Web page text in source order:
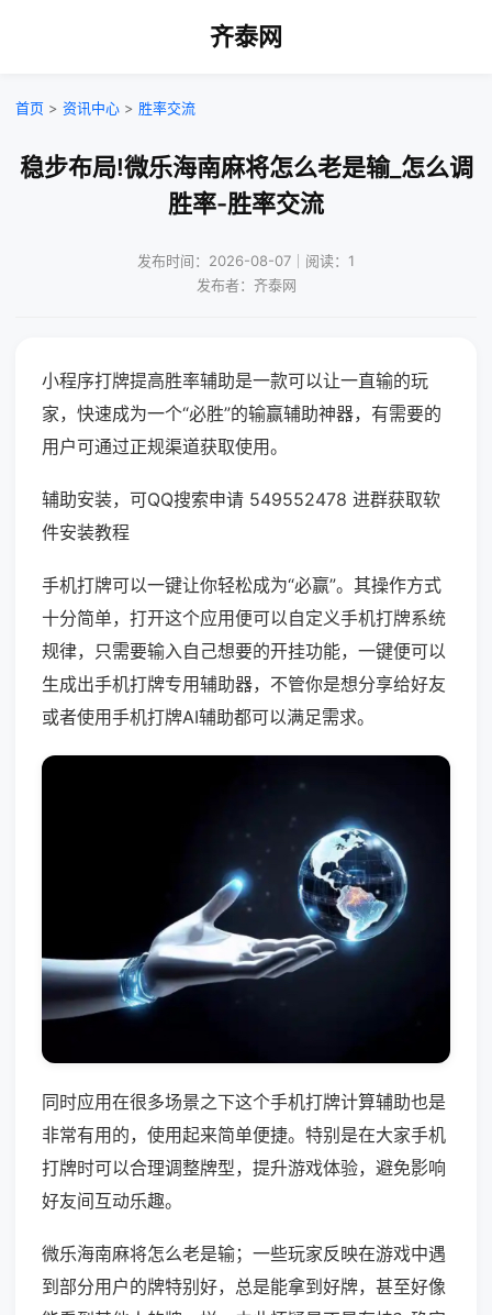
齐泰网
首页 > 资讯中心 > 胜率交流
稳步布局!微乐海南麻将怎么老是输_怎么调
胜率-胜率交流
发布时间：2026-08-07｜阅读：1
发布者：齐泰网
小程序打牌提高胜率辅助是一款可以让一直输的玩
家，快速成为一个“必胜”的输赢辅助神器，有需要的
用户可通过正规渠道获取使用。
辅助安装，可QQ搜索申请 549552478 进群获取软
件安装教程
手机打牌可以一键让你轻松成为“必赢”。其操作方式
十分简单，打开这个应用便可以自定义手机打牌系统
规律，只需要输入自己想要的开挂功能，一键便可以
生成出手机打牌专用辅助器，不管你是想分享给好友
或者使用手机打牌AI辅助都可以满足需求。
同时应用在很多场景之下这个手机打牌计算辅助也是
非常有用的，使用起来简单便捷。特别是在大家手机
打牌时可以合理调整牌型，提升游戏体验，避免影响
好友间互动乐趣。
微乐海南麻将怎么老是输；一些玩家反映在游戏中遇
到部分用户的牌特别好，总是能拿到好牌，甚至好像